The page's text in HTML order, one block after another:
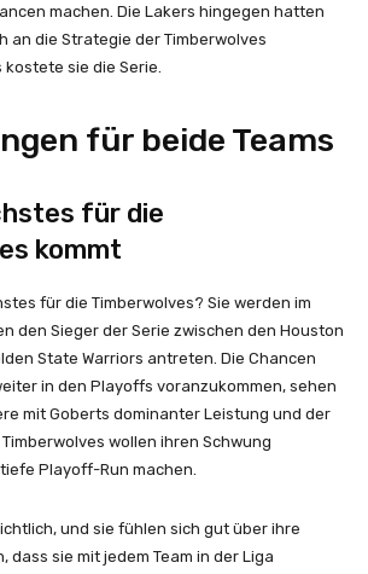
machen. Die Lakers hingegen hatten
an die Strategie der Timberwolves
sie die Serie.
für beide Teams
für die
kommt
für die Timberwolves? Sie werden im
den Sieger der Serie zwischen den Houston
State Warriors antreten. Die Chancen
in den Playoffs voranzukommen, sehen
mit Goberts dominanter Leistung und der
wollen ihren Schwung
Playoff-Run machen.
und sie fühlen sich gut über ihre
dass sie mit jedem Team in der Liga